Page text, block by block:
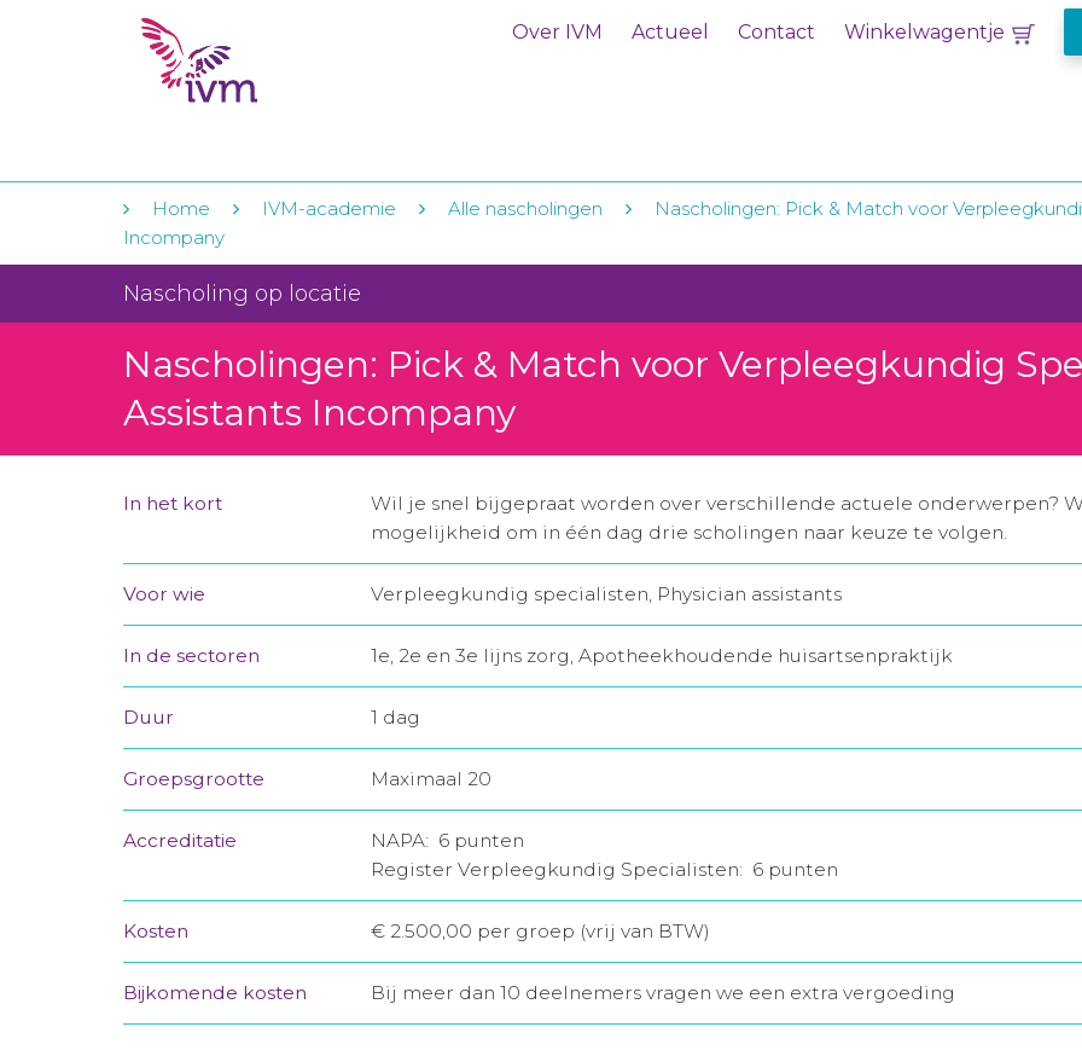
Over IVM Actueel Contact Winkelwagentje
Home IVM-academie Alle nascholingen
Nascholingen: Pick & Match voor
Incompany
Nascholing op locatie
Nascholingen: Pick & Match voor Verpleegkundig
Assistants Incompany
In het kort
Wil je snel bijgepraat worden over verschillende actuele onderwerpen?
mogelijkheid om in één dag drie scholingen naar keuze te volgen.
Voor wie Verpleegkundig specialisten, Physician assistants
In de sectoren 1e, 2e en 3e lijns zorg, Apotheekhoudende huisartsenpraktijk
Duur 1 dag
Groepsgrootte Maximaal 20
Accreditatie
NAPA: 6 punten
Register Verpleegkundig Specialisten: 6 punten
Kosten € 2.500,00 per groep (vrij van BTW)
Bijkomende kosten Bij meer dan 10 deelnemers vragen we een extra vergoeding